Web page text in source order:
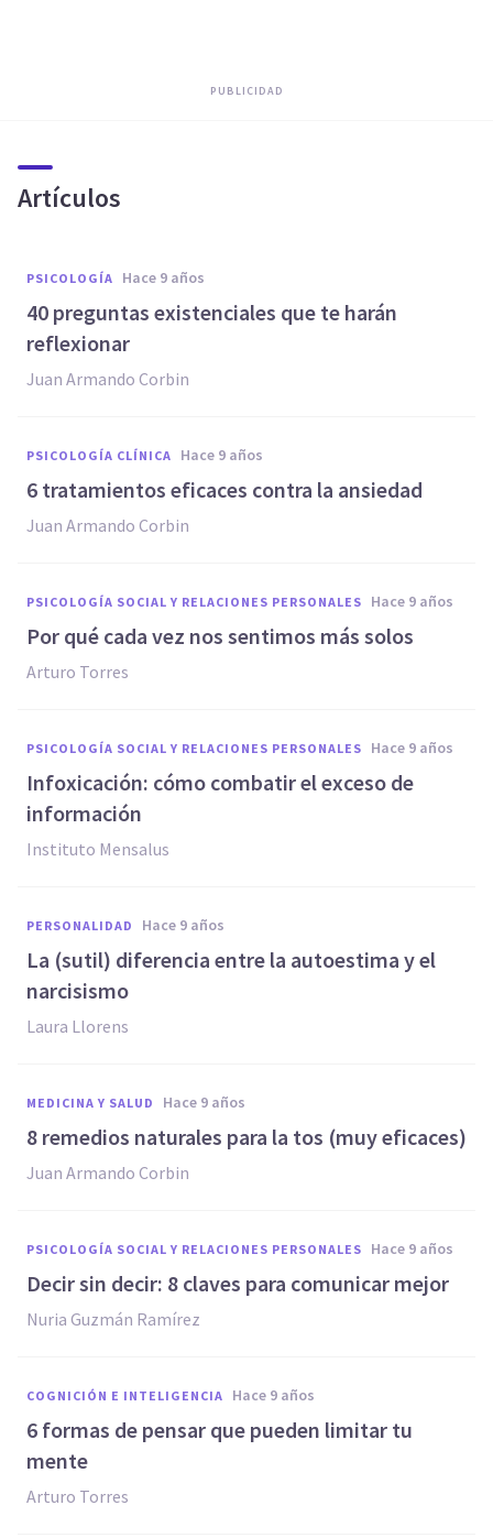
PUBLICIDAD
Artículos
PSICOLOGÍA hace 9 años
40 preguntas existenciales que te harán
reflexionar
Juan Armando Corbin
PSICOLOGÍA CLÍNICA hace 9 años
6 tratamientos eficaces contra la ansiedad
Juan Armando Corbin
PSICOLOGÍA SOCIAL Y RELACIONES PERSONALES hace 9 años
Por qué cada vez nos sentimos más solos
Arturo Torres
PSICOLOGÍA SOCIAL Y RELACIONES PERSONALES hace 9 años
Infoxicación: cómo combatir el exceso de
información
Instituto Mensalus
PERSONALIDAD hace 9 años
La (sutil) diferencia entre la autoestima y el
narcisismo
Laura Llorens
MEDICINA Y SALUD hace 9 años
​8 remedios naturales para la tos (muy eficaces)
Juan Armando Corbin
PSICOLOGÍA SOCIAL Y RELACIONES PERSONALES hace 9 años
Decir sin decir: 8 claves para comunicar mejor
Nuria Guzmán Ramírez
COGNICIÓN E INTELIGENCIA hace 9 años
6 formas de pensar que pueden limitar tu
mente
Arturo Torres